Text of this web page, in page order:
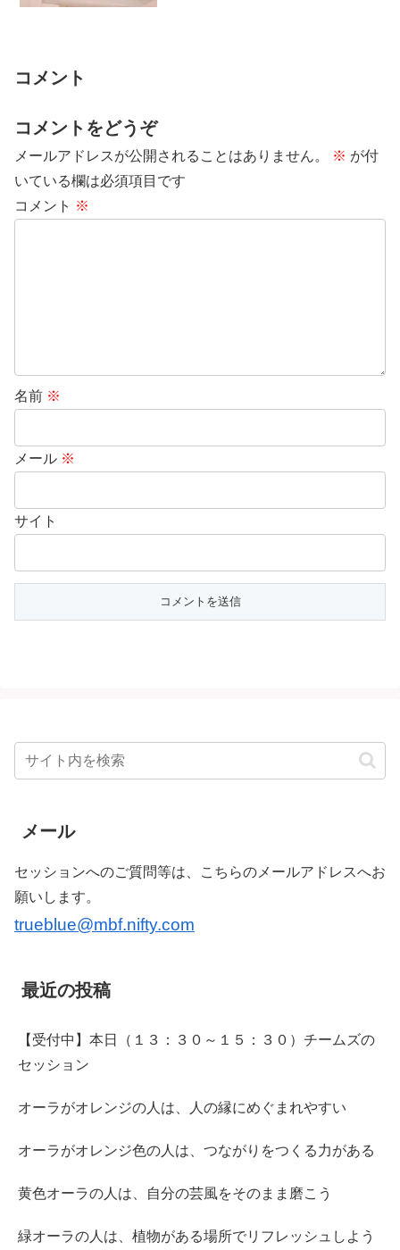
コメント
コメントをどうぞ
メールアドレスが公開されることはありません。 ※ が付
いている欄は必須項目です
コメント ※
名前 ※
メール ※
サイト
メール
セッションへのご質問等は、こちらのメールアドレスへお
願いします。
trueblue@mbf.nifty.com
最近の投稿
【受付中】本日（１３：３０～１５：３０）チームズの
セッション
オーラがオレンジの人は、人の縁にめぐまれやすい
オーラがオレンジ色の人は、つながりをつくる力がある
黄色オーラの人は、自分の芸風をそのまま磨こう
緑オーラの人は、植物がある場所でリフレッシュしよう